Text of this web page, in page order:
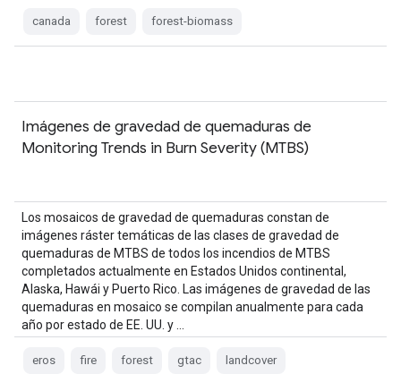
canada forest forest-biomass
Imágenes de gravedad de quemaduras de
Monitoring Trends in Burn Severity (MTBS)
Los mosaicos de gravedad de quemaduras constan de
imágenes ráster temáticas de las clases de gravedad de
quemaduras de MTBS de todos los incendios de MTBS
completados actualmente en Estados Unidos continental,
Alaska, Hawái y Puerto Rico. Las imágenes de gravedad de las
quemaduras en mosaico se compilan anualmente para cada
año por estado de EE. UU. y …
eros fire forest gtac landcover